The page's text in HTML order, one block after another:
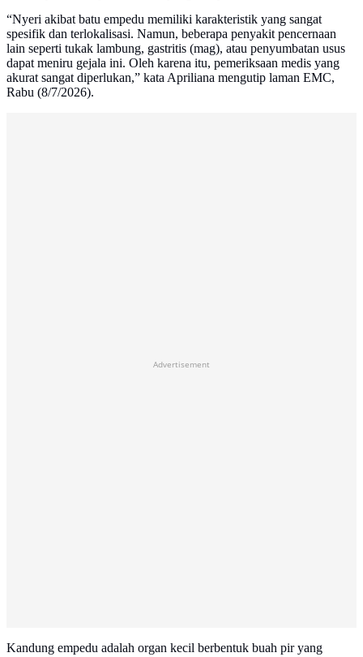
“Nyeri akibat batu empedu memiliki karakteristik yang sangat
spesifik dan terlokalisasi. Namun, beberapa penyakit pencernaan
lain seperti tukak lambung, gastritis (mag), atau penyumbatan usus
dapat meniru gejala ini. Oleh karena itu, pemeriksaan medis yang
akurat sangat diperlukan,” kata Apriliana mengutip laman EMC,
Rabu (8/7/2026).
Advertisement
Kandung empedu adalah organ kecil berbentuk buah pir yang